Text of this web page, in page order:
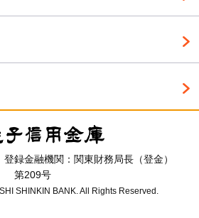
録金融機関：関東財務局長（登金）
第209号
SHINKIN BANK. All Rights Reserved.